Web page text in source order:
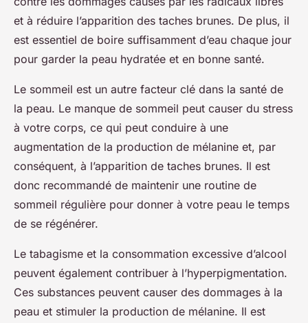
et à réduire l’apparition des taches brunes. De plus, il
est essentiel de boire suffisamment d’eau chaque jour
pour garder la peau hydratée et en bonne santé.
Le sommeil est un autre facteur clé dans la santé de
la peau. Le manque de sommeil peut causer du stress
à votre corps, ce qui peut conduire à une
augmentation de la production de mélanine et, par
conséquent, à l’apparition de taches brunes. Il est
donc recommandé de maintenir une routine de
sommeil régulière pour donner à votre peau le temps
de se régénérer.
Le tabagisme et la consommation excessive d’alcool
peuvent également contribuer à l’hyperpigmentation.
Ces substances peuvent causer des dommages à la
peau et stimuler la production de mélanine. Il est